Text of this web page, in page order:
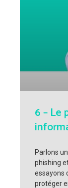
6 – Le
Parlons
phishing
essayons
protéger